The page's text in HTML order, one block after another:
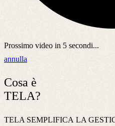
Prossimo video in 5 secondi...
annulla
Cosa è
TELA?
TELA SEMPLIFICA LA